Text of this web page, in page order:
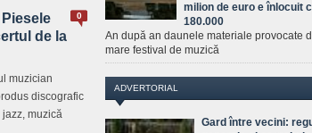
0
de la
muzician
discografic
jazz, muzică
milion de euro e înlocuit
180.000
An după an daunele materiale provocate
mare festival de muzică
ADVERTORIAL
Gard între vecini: